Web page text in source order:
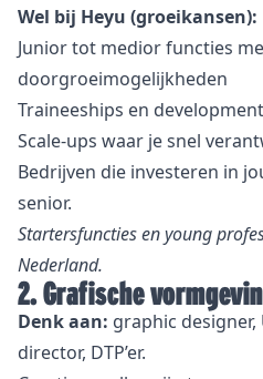
Wel bij Heyu (groeikansen):
Junior tot medior functies
doorgroeimogelijkheden
Traineeships en
Scale-ups waar je snel
Bedrijven die investeren in
senior.
Startersfuncties en young
Nederland.
2. Grafische
Denk aan: graphic designer,
director, DTP’er.